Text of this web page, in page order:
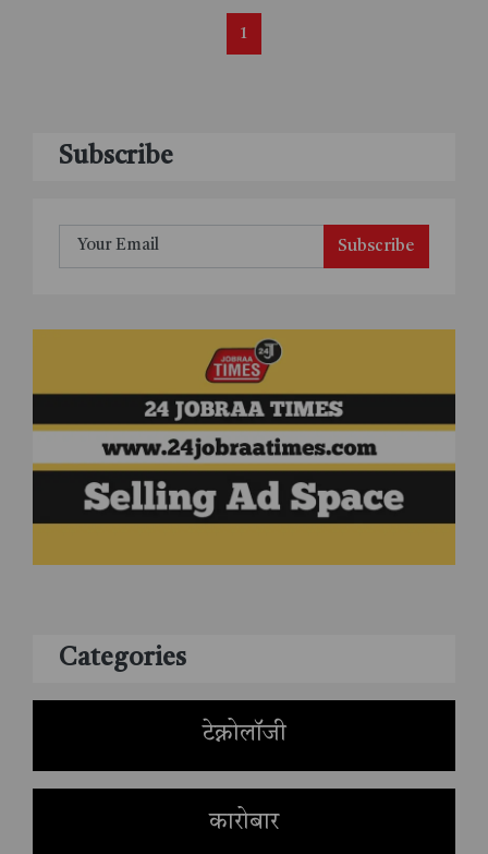
1
Subscribe
Subscribe
Categories
टेक्नोलॉजी
कारोबार